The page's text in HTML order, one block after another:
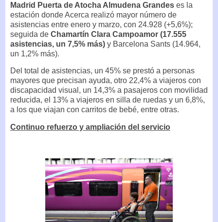
Madrid Puerta de Atocha Almudena Grandes es la
estación donde Acerca realizó mayor número de
asistencias entre enero y marzo, con 24.928 (+5,6%);
seguida de Chamartín Clara Campoamor (17.555
asistencias, un 7,5% más) y Barcelona Sants (14.964,
un 1,2% más).
Del total de asistencias, un 45% se prestó a personas
mayores que precisan ayuda, otro 22,4% a viajeros con
discapacidad visual, un 14,3% a pasajeros con movilidad
reducida, el 13% a viajeros en silla de ruedas y un 6,8%,
a los que viajan con carritos de bebé, entre otras.
Continuo refuerzo y ampliación del servicio